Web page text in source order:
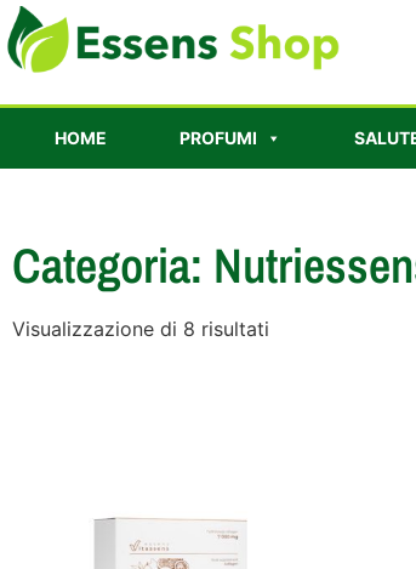
HOME PROFUMI
Categoria:
Visualizzazione di 8 risultati